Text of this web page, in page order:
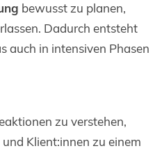
bewusst zu planen,
Dadurch entsteht
auch in intensiven Phasen
zu verstehen,
Klient:innen zu einem